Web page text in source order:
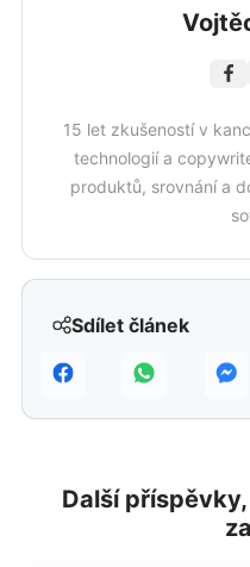
Sdílet článek
15 let zkušeností v
technologií a
produktů, srovnání a
Další